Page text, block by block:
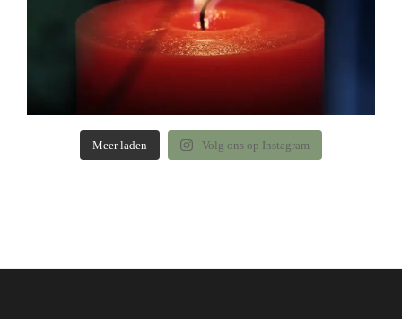
Meer laden Volg ons op Instagram